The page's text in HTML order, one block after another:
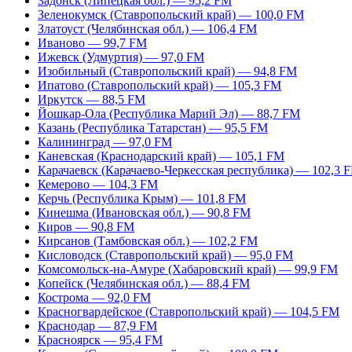
Зеленокумск (Ставропольский край) — 100,0 FM
Златоуст (Челябинская обл.) — 106,4 FM
Иваново — 99,7 FM
Ижевск (Удмуртия) — 97,0 FM
Изобильный (Ставропольский край) — 94,8 FM
Ипатово (Ставропольский край) — 105,3 FM
Иркутск — 88,5 FM
Йошкар-Ола (Республика Марий Эл) — 88,7 FM
Казань (Республика Татарстан) — 95,5 FM
Калининград — 97,0 FM
Каневская (Краснодарский край) — 105,1 FM
Карачаевск (Карачаево-Черкесская республика) — 102,3
Кемерово — 104,3 FM
Керчь (Республика Крым) — 101,8 FM
Кинешма (Ивановская обл.) — 90,8 FM
Киров — 90,8 FM
Кирсанов (Тамбовская обл.) — 102,2 FM
Кисловодск (Ставропольский край) — 95,0 FM
Комсомольск-на-Амуре (Хабаровский край) — 99,9 FM
Копейск (Челябинская обл.) — 88,4 FM
Кострома — 92,0 FM
Красногвардейское (Ставропольский край) — 104,5 FM
Краснодар — 87,9 FM
Красноярск — 95,4 FM